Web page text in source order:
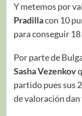
Y metemos por
Pradillacon 10
para conseguir
Por parte de
Sasha Vezenkov
partido pues sus
de valoración dan